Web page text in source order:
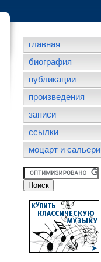
главная
биография
публикации
произведения
записи
ссылки
моцарт и сальери